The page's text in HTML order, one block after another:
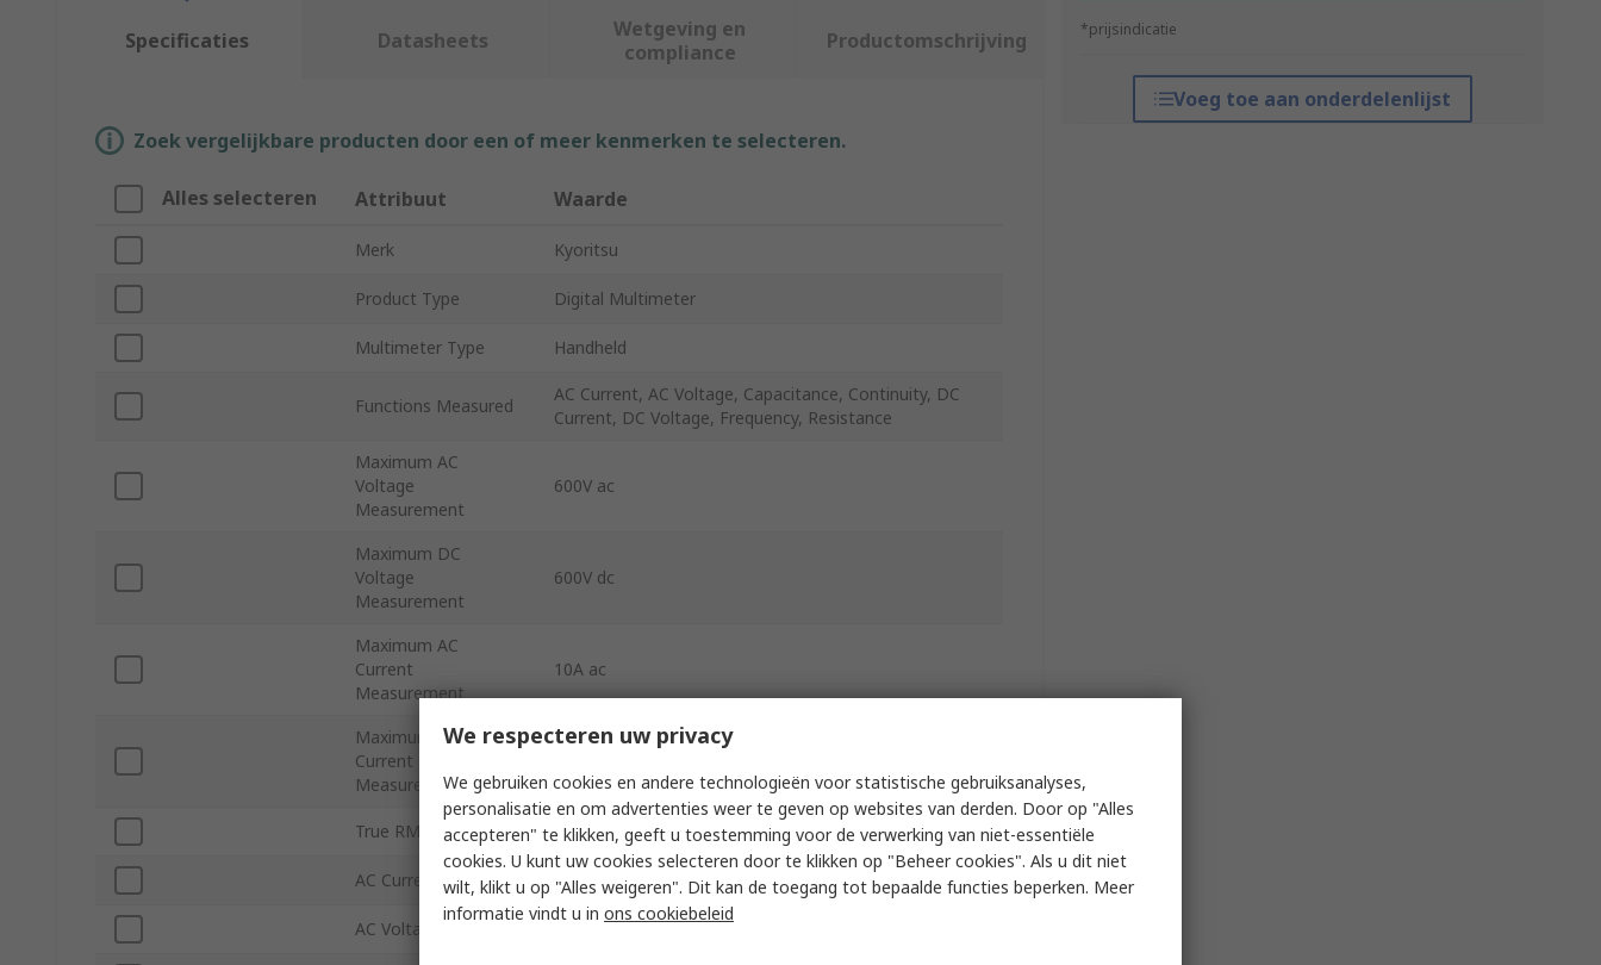
*prijsindicatie
Voeg toe aan onderdelenlijst
Specificaties Datasheets
Wetgeving en
compliance
Productomschrijving
Zoek vergelijkbare producten door een of meer kenmerken te selecteren.
Alles selecteren Attribuut Waarde
Merk Kyoritsu
Product Type Digital Multimeter
Multimeter Type Handheld
Functions Measured
AC Current, AC Voltage, Capacitance, Continuity, DC
Current, DC Voltage, Frequency, Resistance
Maximum AC
Voltage
Measurement
600V ac
Maximum DC
Voltage
Measurement
600V dc
Maximum AC
Current
Measurement
10A ac
Maximum DC
Current
Measurement
True RMS Yes
AC Current Accuracy ±1.5 % rdg ±3 Digits
AC Voltage Accuracy ±1 % rdg ± 3 Digits
We respecteren uw privacy
We gebruiken cookies en andere technologieën voor statistische gebruiksanalyses,
personalisatie en om advertenties weer te geven op websites van derden. Door op "Alles
accepteren" te klikken, geeft u toestemming voor de verwerking van niet-essentiële
cookies. U kunt uw cookies selecteren door te klikken op "Beheer cookies". Als u dit niet
wilt, klikt u op "Alles weigeren". Dit kan de toegang tot bepaalde functies beperken. Meer
informatie vindt u in ons cookiebeleid